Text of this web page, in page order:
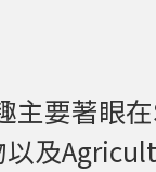
要著眼
及